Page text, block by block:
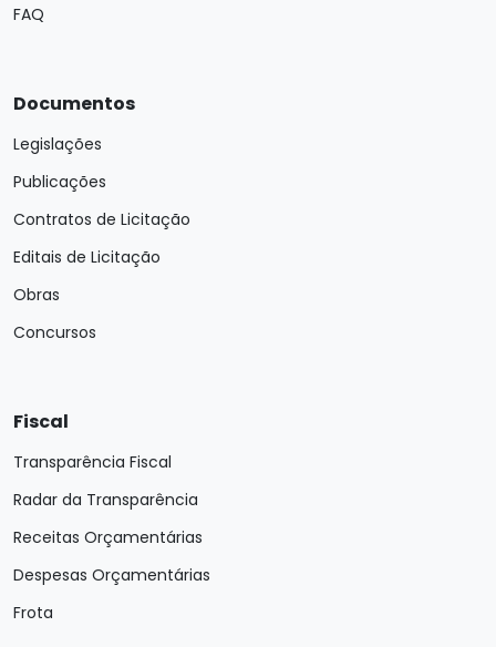
FAQ
Documentos
Legislações
Publicações
Contratos de Licitação
Editais de Licitação
Obras
Concursos
Fiscal
Transparência Fiscal
Radar da Transparência
Receitas Orçamentárias
Despesas Orçamentárias
Frota